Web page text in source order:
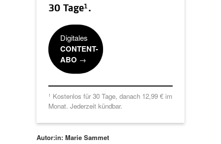
30 Tage1 .
Digitales
CONTENT-
ABO →
1 Kostenlos für 30 Tage, danach 12,99 € im
Monat. Jederzeit kündbar.
Autor:in: Marie Sammet